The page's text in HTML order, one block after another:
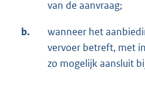
van de aanvraag;
b.
wanneer het
vervoer betreft, met
zo mogelijk aansluit